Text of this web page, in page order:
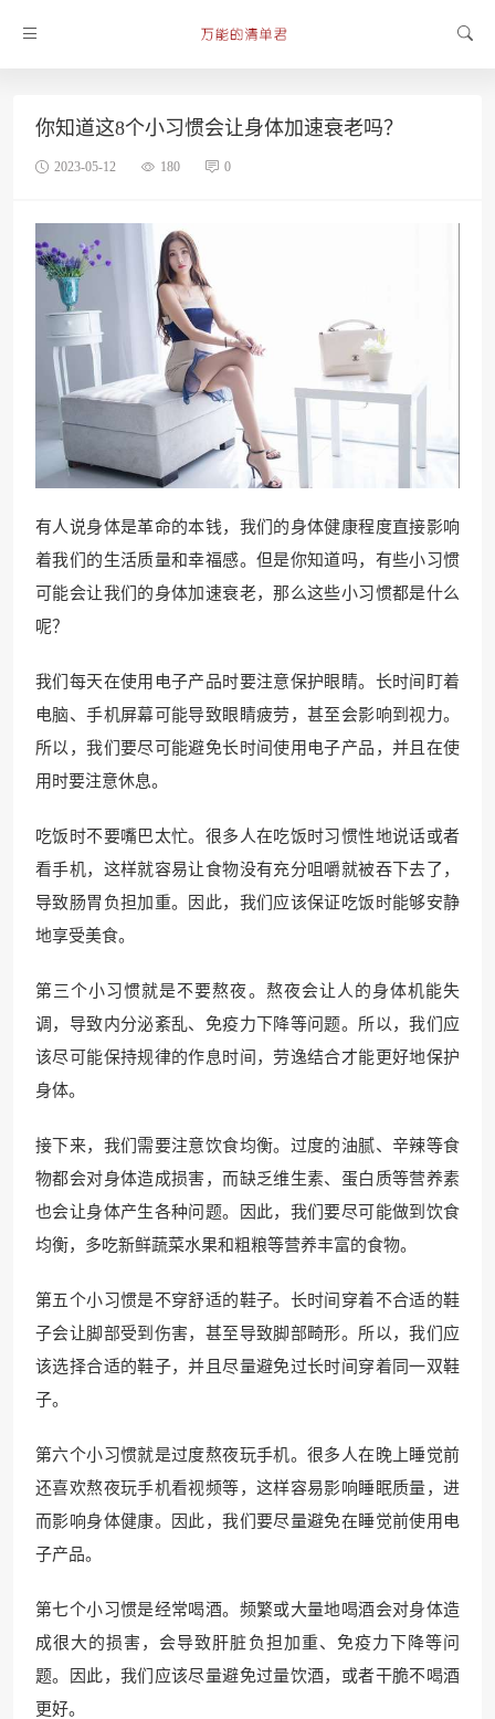
你知道这8个小习惯会让身体加速衰老吗？
2023-05-12 180 0
有人说身体是革命的本钱，我们的身体健康程度直接影响
着我们的生活质量和幸福感。但是你知道吗，有些小习惯
可能会让我们的身体加速衰老，那么这些小习惯都是什么
呢？
我们每天在使用电子产品时要注意保护眼睛。长时间盯着
电脑、手机屏幕可能导致眼睛疲劳，甚至会影响到视力。
所以，我们要尽可能避免长时间使用电子产品，并且在使
用时要注意休息。
吃饭时不要嘴巴太忙。很多人在吃饭时习惯性地说话或者
看手机，这样就容易让食物没有充分咀嚼就被吞下去了，
导致肠胃负担加重。因此，我们应该保证吃饭时能够安静
地享受美食。
第三个小习惯就是不要熬夜。熬夜会让人的身体机能失
调，导致内分泌紊乱、免疫力下降等问题。所以，我们应
该尽可能保持规律的作息时间，劳逸结合才能更好地保护
身体。
接下来，我们需要注意饮食均衡。过度的油腻、辛辣等食
物都会对身体造成损害，而缺乏维生素、蛋白质等营养素
也会让身体产生各种问题。因此，我们要尽可能做到饮食
均衡，多吃新鲜蔬菜水果和粗粮等营养丰富的食物。
第五个小习惯是不穿舒适的鞋子。长时间穿着不合适的鞋
子会让脚部受到伤害，甚至导致脚部畸形。所以，我们应
该选择合适的鞋子，并且尽量避免过长时间穿着同一双鞋
子。
第六个小习惯就是过度熬夜玩手机。很多人在晚上睡觉前
还喜欢熬夜玩手机看视频等，这样容易影响睡眠质量，进
而影响身体健康。因此，我们要尽量避免在睡觉前使用电
子产品。
第七个小习惯是经常喝酒。频繁或大量地喝酒会对身体造
成很大的损害，会导致肝脏负担加重、免疫力下降等问
题。因此，我们应该尽量避免过量饮酒，或者干脆不喝酒
更好。